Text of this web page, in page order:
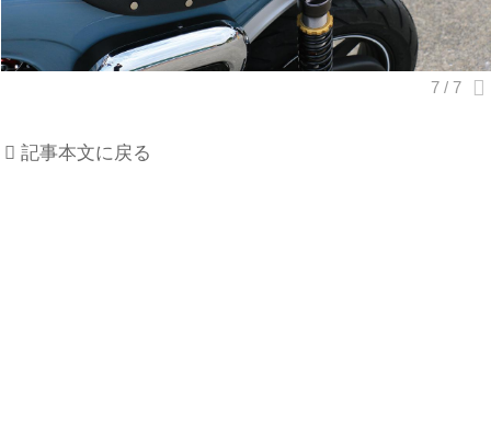
記事本文に戻る